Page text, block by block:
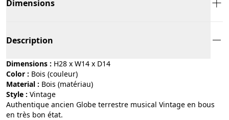
Dimensions
Description
Dimensions : H28 x W14 x D14
Color :
bois (couleur)
Material :
bois (matériau)
Style :
vintage
Authentique ancien Globe terrestre musical Vintage en bous
en très bon état.